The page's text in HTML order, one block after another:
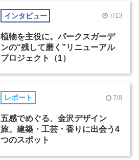
インタビュー 7/13
植物を主役に。パークスガーデ
ンの“残して磨く”リニューアル
プロジェクト（1）
レポート 7/8
五感でめぐる、金沢デザイン
旅。建築・工芸・香りに出会う4
つのスポット